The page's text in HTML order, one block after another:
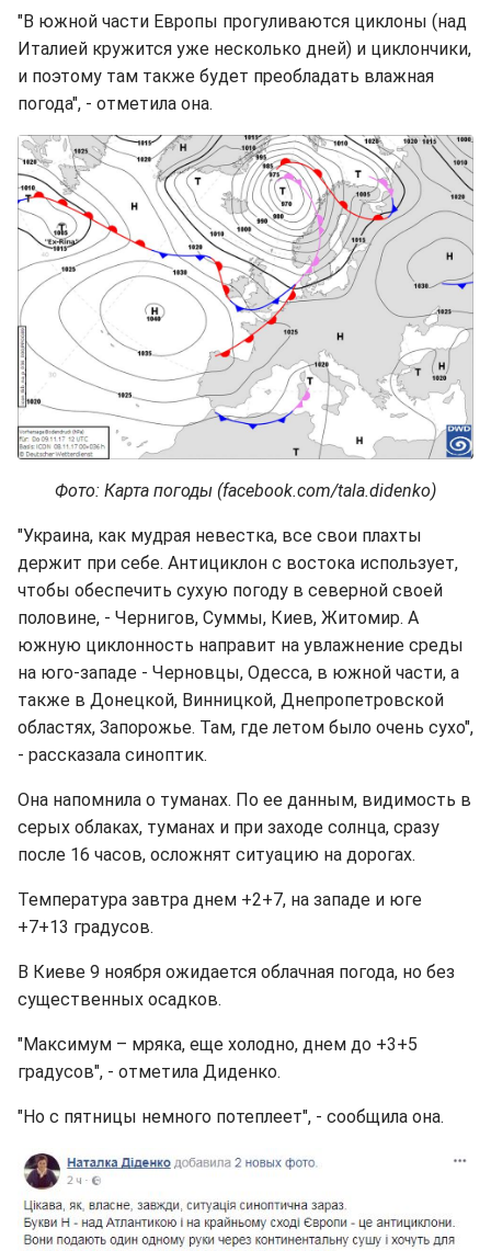
"В южной части Европы прогуливаются циклоны (над
Италией кружится уже несколько дней) и циклончики,
и поэтому там также будет преобладать влажная
погода", - отметила она.
Фото: Карта погоды (facebook.com/tala.didenko)
"Украина, как мудрая невестка, все свои плахты
держит при себе. Антициклон с востока использует,
чтобы обеспечить сухую погоду в северной своей
половине, - Чернигов, Суммы, Киев, Житомир. А
южную циклонность направит на увлажнение среды
на юго-западе - Черновцы, Одесса, в южной части, а
также в Донецкой, Винницкой, Днепропетровской
областях, Запорожье. Там, где летом было очень сухо",
- рассказала синоптик.
Она напомнила о туманах. По ее данным, видимость в
серых облаках, туманах и при заходе солнца, сразу
после 16 часов, осложнят ситуацию на дорогах.
Температура завтра днем +2+7, на западе и юге
+7+13 градусов.
В Киеве 9 ноября ожидается облачная погода, но без
существенных осадков.
"Максимум – мряка, еще холодно, днем до +3+5
градусов", - отметила Диденко.
"Но с пятницы немного потеплеет", - сообщила она.